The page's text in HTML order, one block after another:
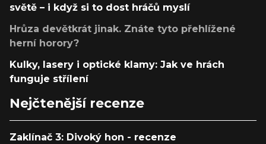
světě – i když si to dost hráčů myslí
Hrůza devětkrát jinak. Znáte tyto přehlížené
herní horory?
Kulky, lasery i optické klamy: Jak ve hrách
funguje střílení
Nejčtenější recenze
Zaklínač 3: Divoký hon - recenze